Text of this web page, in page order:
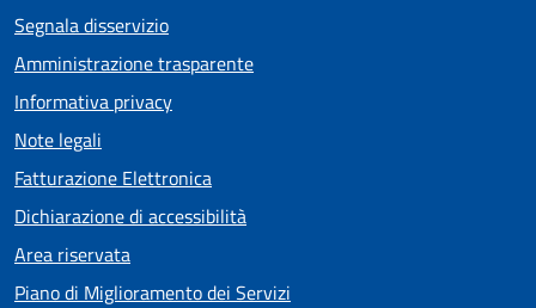
Segnala disservizio
Amministrazione trasparente
Informativa privacy
Note legali
Fatturazione Elettronica
Dichiarazione di accessibilità
Area riservata
Piano di Miglioramento dei Servizi